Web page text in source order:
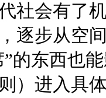
社会有了
逐步从空
”的东西也
）进入具